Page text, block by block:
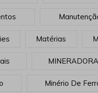
Matérias
Minério De